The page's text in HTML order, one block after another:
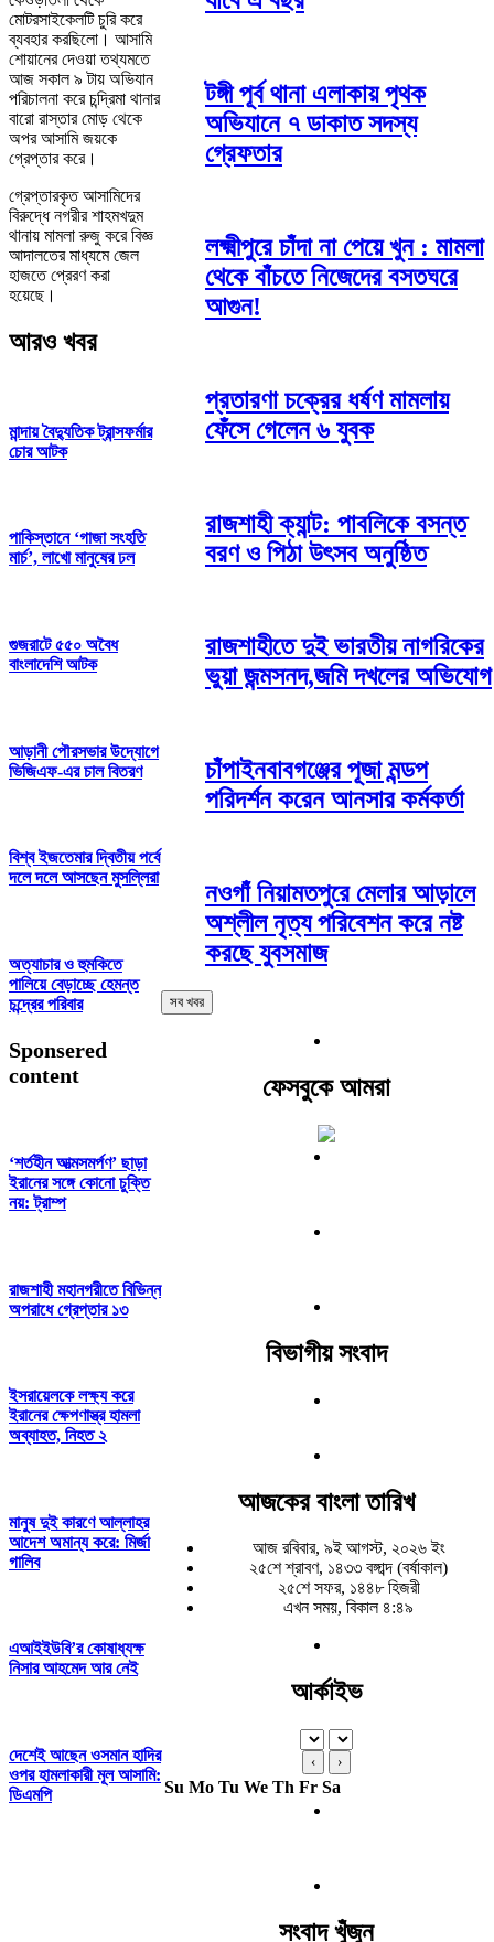
মোটরসাইকেলটি চুরি করে
ব্যবহার করছিলো। আসামি
শোয়ানের দেওয়া তথ্যমতে
আজ সকাল ৯ টায় অভিযান
পরিচালনা করে চন্দ্রিমা থানার
বারো রাস্তার মোড় থেকে
অপর আসামি জয়কে
গ্রেপ্তার করে।
গ্রেপ্তারকৃত আসামিদের
বিরুদ্ধে নগরীর শাহমখদুম
থানায় মামলা রুজু করে বিজ্ঞ
আদালতের মাধ্যমে জেল
হাজতে প্রেরণ করা
হয়েছে।
আরও খবর
মান্দায় বৈদ্যুতিক ট্রান্সফর্মার
চোর আটক
পাকিস্তানে ‘গাজা সংহতি
মার্চ’, লাখো মানুষের ঢল
গুজরাটে ৫৫০ অবৈধ
বাংলাদেশি আটক
আড়ানী পৌরসভার উদ্যোগে
ভিজিএফ-এর চাল বিতরণ
বিশ্ব ইজতেমার দ্বিতীয় পর্বে
দলে দলে আসছেন মুসল্লিরা
অত্যাচার ও হুমকিতে
পালিয়ে বেড়াচ্ছে হেমন্ত
চন্দ্রের পরিবার
Sponsered
content
‘শর্তহীন আত্মসমর্পণ’ ছাড়া
ইরানের সঙ্গে কোনো চুক্তি
নয়: ট্রাম্প
রাজশাহী মহানগরীতে বিভিন্ন
অপরাধে গ্রেপ্তার ১৩
ইসরায়েলকে লক্ষ্য করে
ইরানের ক্ষেপণাস্ত্র হামলা
অব্যাহত, নিহত ২
মানুষ দুই কারণে আল্লাহর
আদেশ অমান্য করে: মির্জা
গালিব
এআইইউবি’র কোষাধ্যক্ষ
নিসার আহমেদ আর নেই
দেশেই আছেন ওসমান হাদির
ওপর হামলাকারী মূল আসামি:
ডিএমপি
টঙ্গী পূর্ব থানা এলাকায় পৃথক
অভিযানে ৭ ডাকাত সদস্য
গ্রেফতার
লক্ষ্মীপুরে চাঁদা না পেয়ে খুন : মামলা
থেকে বাঁচতে নিজেদের বসতঘরে
আগুন!
প্রতারণা চক্রের ধর্ষণ মামলায়
ফেঁসে গেলেন ৬ যুবক
রাজশাহী ক্যান্ট: পাবলিকে বসন্ত
বরণ ও পিঠা উৎসব অনুষ্ঠিত
রাজশাহীতে দুই ভারতীয় নাগরিকের
ভুয়া জন্মসনদ,জমি দখলের অভিযোগ
চাঁপাইনবাবগঞ্জের পূজা মন্ডপ
পরিদর্শন করেন আনসার কর্মকর্তা
নওগাঁ নিয়ামতপুরে মেলার আড়ালে
অশ্লীল নৃত্য পরিবেশন করে নষ্ট
করছে যুবসমাজ
সব খবর
ফেসবুকে আমরা
বিভাগীয় সংবাদ
আজকের বাংলা তারিখ
আজ রবিবার, ৯ই আগস্ট, ২০২৬ ইং
২৫শে শ্রাবণ, ১৪৩৩ বঙ্গাব্দ (বর্ষাকাল)
২৫শে সফর, ১৪৪৮ হিজরী
এখন সময়, বিকাল ৪:৪৯
আর্কাইভ
‹ ›
Su Mo Tu We Th Fr Sa
সংবাদ খুঁজুন